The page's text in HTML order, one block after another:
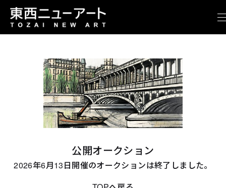
公開オークション
2026年6月13日開催のオークションは終了しました。